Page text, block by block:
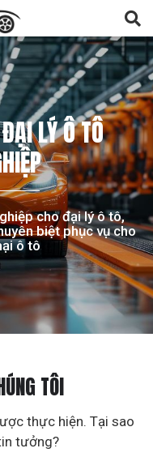
LÝ Ô TÔ
cho đại lý ô tô,
biệt phục vụ cho
ô tô
TÔI
thực hiện. Tại sao
tưởng?